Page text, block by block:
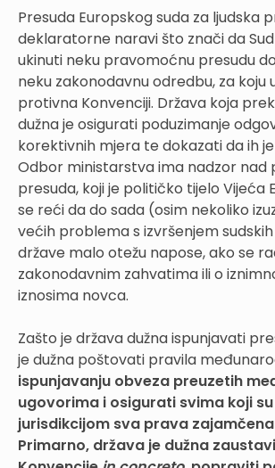
Presuda Europskog suda za ljudska
deklaratorne naravi što znači da
ukinuti neku pravomoćnu presudu
neku zakonodavnu odredbu, za koju
protivna Konvenciji. Država koja
dužna je osigurati poduzimanje
korektivnih mjera te dokazati da ih
Odbor ministarstva ima nadzor nad
presuda, koji je političko tijelo Vijeća
se reći da do sada (osim nekoliko
većih problema s izvršenjem
države malo otežu napose, ako se
zakonodavnim zahvatima ili o
iznosima novca.
Zašto je država dužna ispunjavati
je dužna poštovati pravila
ispunjavanju obveza preuzetih
ugovorima i osigurati svima koji
jurisdikcijom sva prava
Primarno, država je dužna